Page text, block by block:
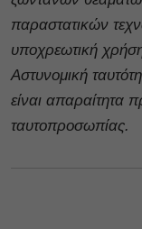
παραστατικών
υποχρεωτική
Αστυνομική
είναι απαραίτητα
ταυτοπροσωπίας.